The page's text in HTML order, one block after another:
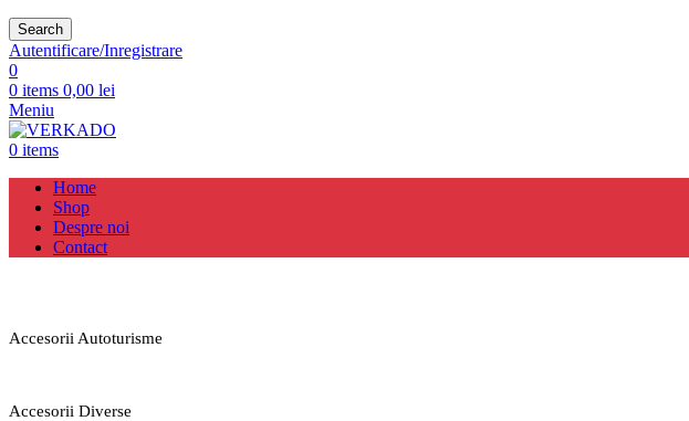
Search
Autentificare/Inregistrare
0
0 items 0,00 lei
Meniu
0 items
Home
Shop
Despre noi
Contact
Accesorii Autoturisme
Accesorii Diverse